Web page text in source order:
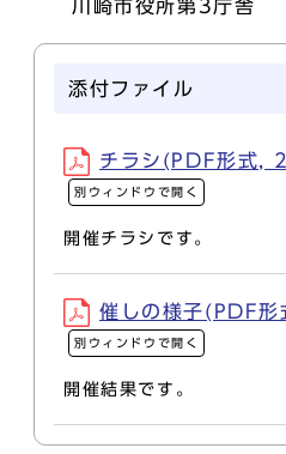
川崎市役所第3庁舎
添付ファイル
チラシ(PDF形式,
別ウィンドウで開く
開催チラシです。
催しの様子(PDF
別ウィンドウで開く
開催結果です。